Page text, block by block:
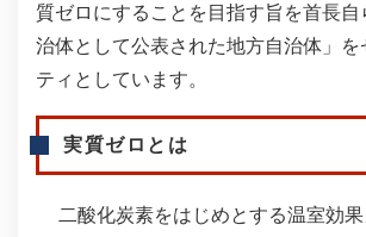
質ゼロにすることを目指す旨を首長自
治体として公表された地方自治体」を
ティとしています。​
実質ゼロとは​
二酸化炭素をはじめとする温室効